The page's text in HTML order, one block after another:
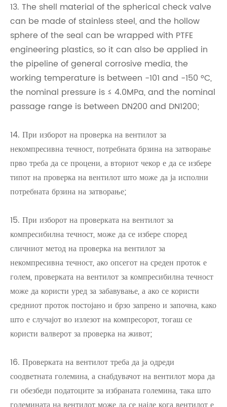
13. The shell material of the spherical check valve
can be made of stainless steel, and the hollow
sphere of the seal can be wrapped with PTFE
engineering plastics, so it can also be applied in
the pipeline of general corrosive media, the
working temperature is between -101 and -150 °C,
the nominal pressure is ≤ 4.0MPa, and the nominal
passage range is between DN200 and DN1200;
14. При изборот на проверка на вентилот за
некомпресивна течност, потребната брзина на затворање
прво треба да се процени, а вториот чекор е да се избере
типот на проверка на вентилот што може да ја исполни
потребната брзина на затворање;
15. При изборот на проверката на вентилот за
компресибилна течност, може да се избере според
сличниот метод на проверка на вентилот за
некомпресивна течност, ако опсегот на среден проток е
голем, проверката на вентилот за компресибилна течност
може да користи уред за забавување, а ако се користи
средниот проток постојано и брзо запрено и започна, како
што е случајот во излезот на компресорот, тогаш се
користи валверот за проверка на живот;
16. Проверката на вентилот треба да ја одреди
соодветната големина, а снабдувачот на вентилот мора да
ги обезбеди податоците за избраната големина, така што